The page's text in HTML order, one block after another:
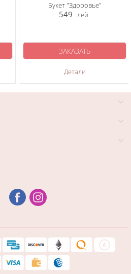
Букет "Здоровье"
549 лей
Детали
ЗАКАЗАТЬ